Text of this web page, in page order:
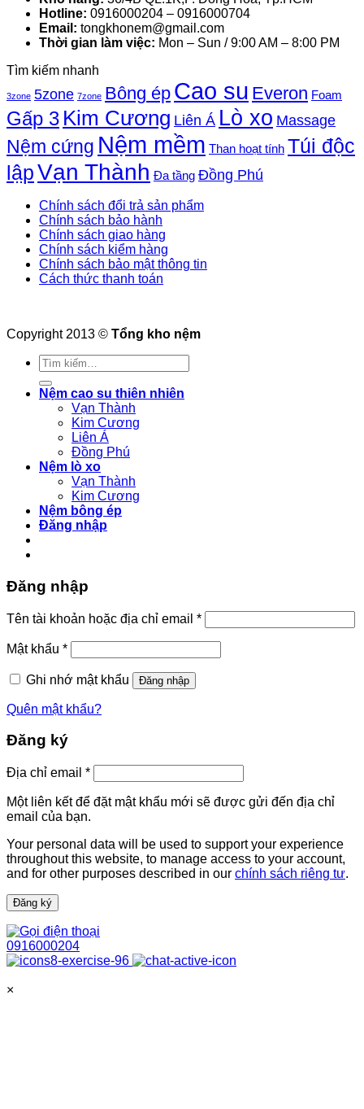
Hotline: 0916000204 – 0916000704
Email: tongkhonem@gmail.com
Thời gian làm việc: Mon – Sun / 9:00 AM – 8:00 PM
Tìm kiếm nhanh
3zone 5zone 7zone Bông ép Cao su Everon Foam
Gấp 3 Kim Cương Liên Á Lò xo Massage
Nệm cứng Nệm mềm Than hoạt tính Túi độc
lậpVạn Thành Đa tầng Đồng Phú
Chính sách đổi trả sản phẩm
Chính sách bảo hành
Chính sách giao hàng
Chính sách kiểm hàng
Chính sách bảo mật thông tin
Cách thức thanh toán
Copyright 2013 © Tổng kho nệm
Tìm
kiếm:
Nệm cao su thiên nhiên
Vạn Thành
Kim Cương
Liên Á
Đồng Phú
Nệm lò xo
Vạn Thành
Kim Cương
Nệm bông ép
Đăng nhập
Đăng nhập
Tên tài khoản hoặc địa chỉ email *Bắt
buộc
Mật khẩu *Bắt
buộc
Ghi nhớ mật khẩu
Đăng nhập
Quên mật khẩu?
Đăng ký
Địa chỉ email *Bắt
buộc
Một liên kết để đặt mật khẩu mới sẽ được gửi đến địa chỉ
email của bạn.
Your personal data will be used to support your experience
throughout this website, to manage access to your account,
and for other purposes described in our chính sách riêng tư.
Đăng ký
0916000204
×